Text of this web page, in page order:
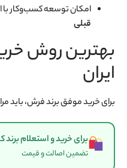
امکان توسعه کسب‌وکار با
قبلی
بهترین روش
ایران
برای خرید موفق برند فرش، باید
برای خرید و استعلام برند
تضمین اصالت و قیمت